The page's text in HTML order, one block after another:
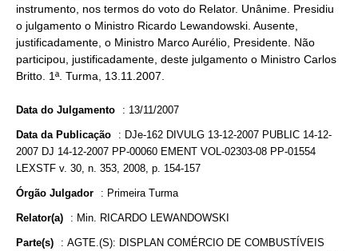
instrumento, nos termos do voto do Relator. Unânime. Presidiu
o julgamento o Ministro Ricardo Lewandowski. Ausente,
justificadamente, o Ministro Marco Aurélio, Presidente. Não
participou, justificadamente, deste julgamento o Ministro Carlos
Britto. 1ª. Turma, 13.11.2007.
Data do Julgamento : 13/11/2007
Data da Publicação : DJe-162 DIVULG 13-12-2007 PUBLIC 14-12-
2007 DJ 14-12-2007 PP-00060 EMENT VOL-02303-08 PP-01554
LEXSTF v. 30, n. 353, 2008, p. 154-157
Órgão Julgador : Primeira Turma
Relator(a) : Min. RICARDO LEWANDOWSKI
Parte(s) : AGTE.(S): DISPLAN COMÉRCIO DE COMBUSTÍVEIS